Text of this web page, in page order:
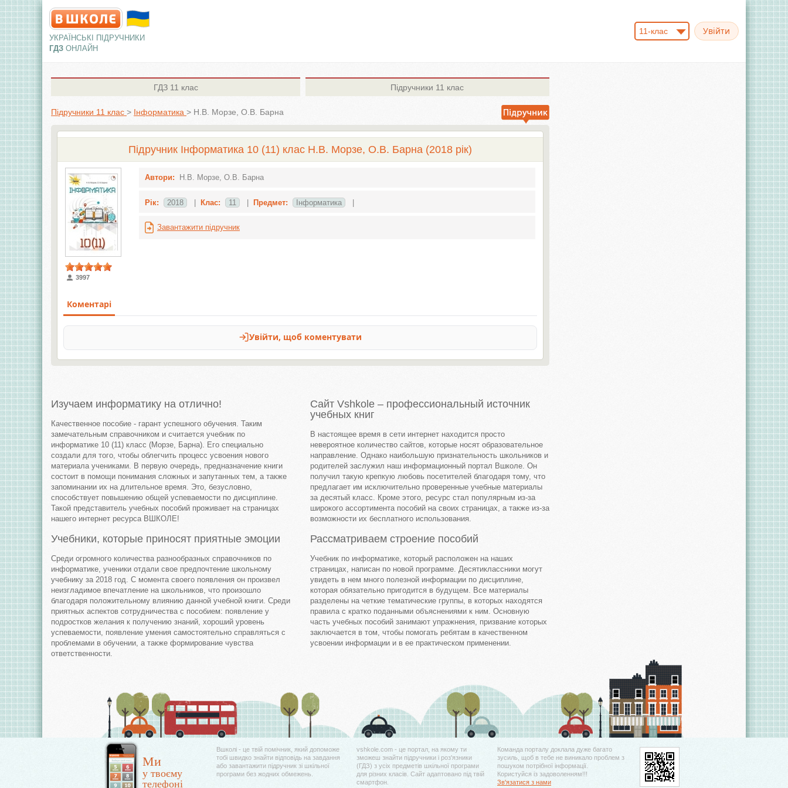
УКРАЇНСЬКІ ПІДРУЧНИКИ
ГДЗ ОНЛАЙН
11-клас
ГДЗ11 клас Підручники 11 клас
Підручники 11 клас > Інформатика > Н.В. Морзе, О.В. Барна
Підручник Інформатика 10 (11) клас Н.В. Морзе, О.В. Барна (2018 рік)
3997
Автори: Н.В. Морзе, О.В. Барна
Рік: 2018 Клас: 11 Предмет: Інформатика
Завантажити підручник
Изучаем информатику на отлично!
Качественное пособие - гарант успешного обучения. Таким
замечательным справочником и считается учебник по
информатике 10 (11) класс (Морзе, Барна). Его специально
создали для того, чтобы облегчить процесс усвоения нового
материала учениками. В первую очередь, предназначение книги
состоит в помощи понимания сложных и запутанных тем, а также
запоминании их на длительное время. Это, безусловно,
способствует повышению общей успеваемости по дисциплине.
Такой представитель учебных пособий проживает на страницах
нашего интернет ресурса ВШКОЛЕ!
Учебники, которые приносят приятные эмоции
Среди огромного количества разнообразных справочников по
информатике, ученики отдали свое предпочтение школьному
учебнику за 2018 год. С момента своего появления он произвел
неизгладимое впечатление на школьников, что произошло
благодаря положительному влиянию данной учебной книги. Среди
приятных аспектов сотрудничества с пособием: появление у
подростков желания к получению знаний, хороший уровень
успеваемости, появление умения самостоятельно справляться с
проблемами в обучении, а также формирование чувства
ответственности.
Сайт Vshkole – профессиональный источник
учебных книг
В настоящее время в сети интернет находится просто
невероятное количество сайтов, которые носят образовательное
направление. Однако наибольшую признательность школьников и
родителей заслужил наш информационный портал Вшколе. Он
получил такую крепкую любовь посетителей благодаря тому, что
предлагает им исключительно проверенные учебные материалы
за десятый класс. Кроме этого, ресурс стал популярным из-за
широкого ассортимента пособий на своих страницах, а также из-за
возможности их бесплатного использования.
Рассматриваем строение пособий
Учебник по информатике, который расположен на наших
страницах, написан по новой программе. Десятиклассники могут
увидеть в нем много полезной информации по дисциплине,
которая обязательно пригодится в будущем. Все материалы
разделены на четкие тематические группы, в которых находятся
правила с кратко поданными объяснениями к ним. Основную
часть учебных пособий занимают упражнения, призвание которых
заключается в том, чтобы помогать ребятам в качественном
усвоении информации и в ее практическом применении.
Ми
у твоєму
телефоні
Вшколі - це твій помічник, який допоможе
тобі швидко знайти відповідь на завдання
або завантажити підручник зі шкільної
програми без жодних обмежень.
vshkole.com - це портал, на якому ти
зможеш знайти підручники і роз'язники
(ГДЗ) з усіх предметів шкільної програми
для різних класів. Сайт адаптовано під твій
смартфон.
Команда порталу доклала дуже багато
зусиль, щоб в тебе не виникало проблем з
пошуком потрібної інформації.
Користуйся із задоволенням!!!
Зв'язатися з нами